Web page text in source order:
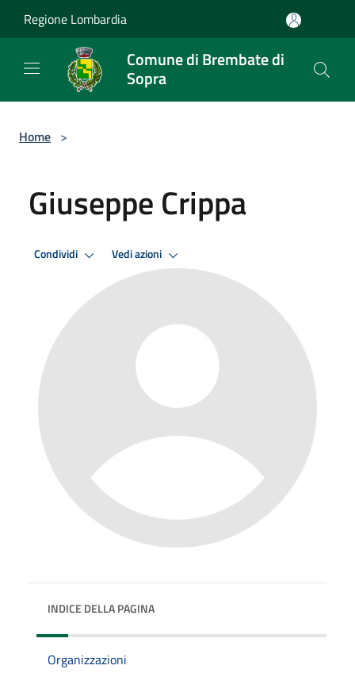
Regione Lombardia
Comune di Brembate di
Sopra
Home >
Giuseppe Crippa
Condividi Vedi azioni
INDICE DELLA PAGINA
Organizzazioni